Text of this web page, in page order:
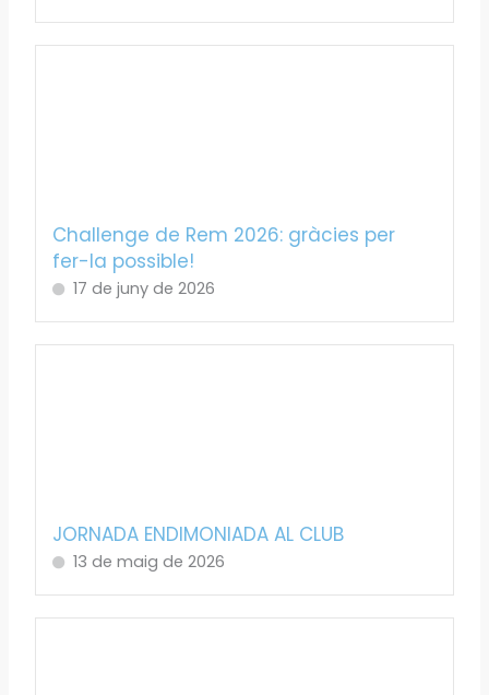
Challenge de Rem 2026: gràcies per
fer-la possible!
17 de juny de 2026
JORNADA ENDIMONIADA AL CLUB
13 de maig de 2026